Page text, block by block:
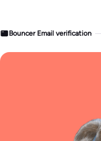
Bouncer Email verification